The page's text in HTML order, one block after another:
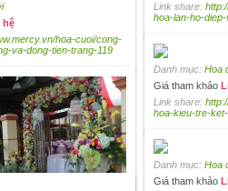
Link share:
hoa-lan-ho-
hệ
hoa-cuoi/cong-
va-dong-tien-trang-119
Danh mục: Hoa
Giá tham khảo
Link share:
hoa-kieu-tre-
Danh mục: Hoa
Giá tham khảo